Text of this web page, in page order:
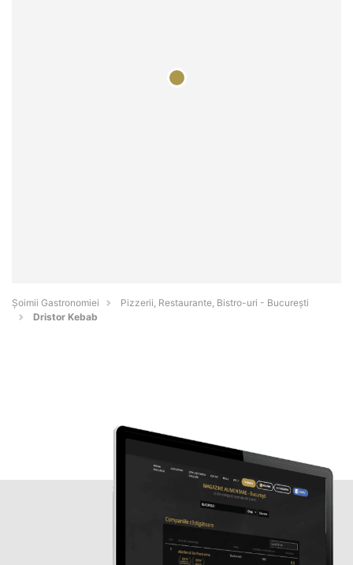
Șoimii Gastronomiei
Pizzerii, Restaurante, Bistro-uri - Bucureşti
Dristor Kebab